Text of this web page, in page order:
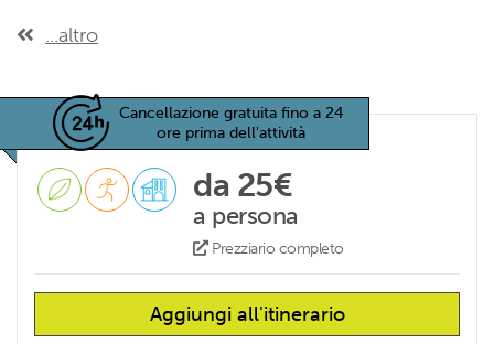
...altro
Cancellazione gratuita fino a 24
ore prima dell'attività
da 25€
a persona
Prezziario completo
Aggiungi all'itinerario